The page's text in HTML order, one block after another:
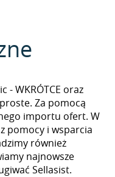
- WKRÓTCE oraz
Za pomocą
importu ofert. W
pomocy i wsparcia
również
najnowsze
Sellasist.